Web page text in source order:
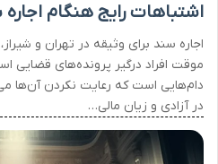
اشتباهات رایج هنگام
اجاره سند برای وثیقه در تهران و
موقت افراد درگیر پرونده‌های قضایی
دام‌هایی است که رعایت نکردن آن‌ها
در آزادی و زیان مالی…